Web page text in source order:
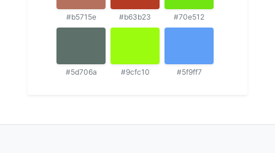
#b5715e #b63b23 #70e512
#5d706a #9cfc10 #5f9ff7